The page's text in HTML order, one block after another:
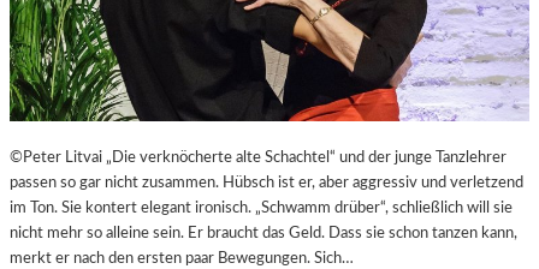
©Peter Litvai „Die verknöcherte alte Schachtel“ und der junge Tanzlehrer
passen so gar nicht zusammen. Hübsch ist er, aber aggressiv und verletzend
im Ton. Sie kontert elegant ironisch. „Schwamm drüber“, schließlich will sie
nicht mehr so alleine sein. Er braucht das Geld. Dass sie schon tanzen kann,
merkt er nach den ersten paar Bewegungen. Sich…